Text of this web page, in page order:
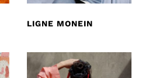
LIGNE MONEIN